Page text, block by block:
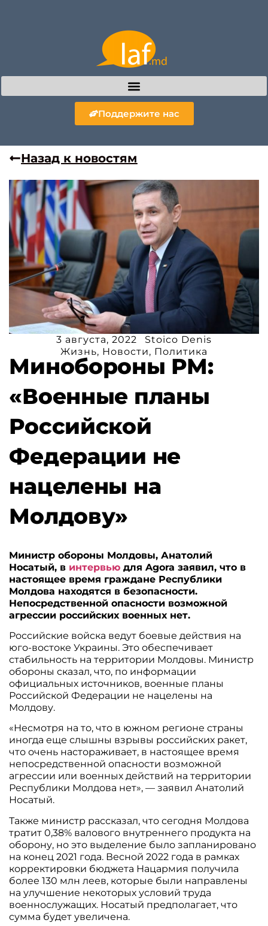
Поддержите нас
Назад к новостям
3 августа, 2022
Stoico Denis
Жизнь, Новости, Политика
Минобороны РМ:
«Военные планы
Российской
Федерации не
нацелены на
Молдову»
Министр обороны Молдовы, Анатолий
Носатый, в интервью для Agora заявил, что в
настоящее время граждане Республики
Молдова находятся в безопасности.
Непосредственной опасности возможной
агрессии российских военных нет.
Российские войска ведут боевые действия на
юго-востоке Украины. Это обеспечивает
стабильность на территории Молдовы. Министр
обороны сказал, что, по информации
официальных источников, военные планы
Российской Федерации не нацелены на
Молдову.
«Несмотря на то, что в южном регионе страны
иногда еще слышны взрывы российских ракет,
что очень настораживает, в настоящее время
непосредственной опасности возможной
агрессии или военных действий на территории
Республики Молдова нет», — заявил Анатолий
Носатый.
Также министр рассказал, что сегодня Молдова
тратит 0,38% валового внутреннего продукта на
оборону, но это выделение было запланировано
на конец 2021 года. Весной 2022 года в рамках
корректировки бюджета Нацармия получила
более 130 млн леев, которые были направлены ​​
на улучшение некоторых условий труда
военнослужащих. Носатый предполагает, что
сумма будет увеличена.